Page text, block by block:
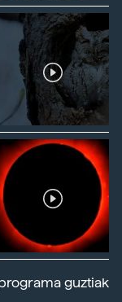
guztiak